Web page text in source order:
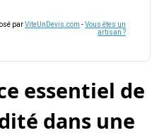
parViteUnDevis.com -Vous êtes un
artisan ?
essentiel de
dans une